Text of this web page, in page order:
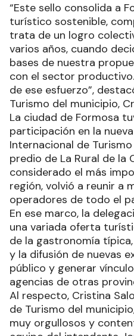
“Este sello consolida a
turístico sostenible,
trata de un logro
varios años, cuando
bases de nuestra
con el sector
de ese esfuerzo”,
Turismo del municipio,
La ciudad de Formosa
participación en la
Internacional de
predio de La Rural de la
considerado el más
región, volvió a reunir a
operadores de todo el
En ese marco, la
una variada oferta
de la gastronomía
y la difusión de nuevas
público y generar
agencias de otras
Al respecto, Cristina
de Turismo del
muy orgullosos y